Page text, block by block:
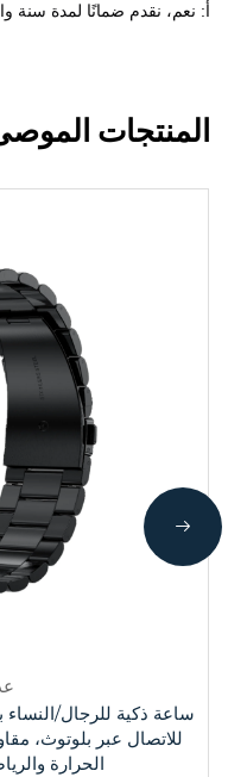
أ: نعم، نقدم ضمانًا لمدة سنة
المنتجات
الحرارة